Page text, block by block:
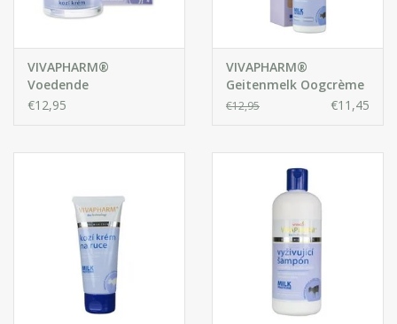
VIVAPHARM®
Voedende
Gezichtscrème met
€12,95
VIVAPHARM®
Geitenmelk Oogcrème
€12,95 €11,45